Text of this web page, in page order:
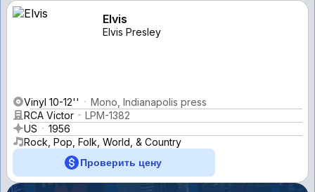
Elvis
Elvis Presley
Vinyl 10-12''
Mono, Indianapolis press
RCA Victor
LPM-1382
US
1956
Rock, Pop, Folk, World, & Country
Проверить цену